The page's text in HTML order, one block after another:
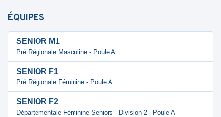
ÉQUIPES
SENIOR M1
Pré Régionale Masculine - Poule A
SENIOR F1
Pré Régionale Féminine - Poule A
SENIOR F2
Départementale Féminine Seniors - Division 2 - Poule A -